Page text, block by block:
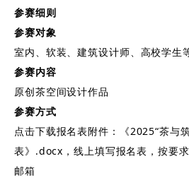
参赛细则
参赛对象
室内、软装、建筑设计师、高校学生
参赛内容
原创茶空间设计作品
参赛方式
点击下载报名表附件：《2025“茶与
表》.docx，线上填写报名表，按要
邮箱